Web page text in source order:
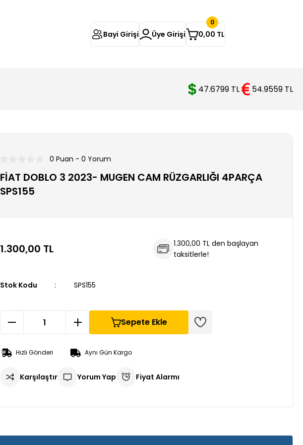
Bayi Girişi Üye Girişi 0,00 TL
0
47.6799 TL 54.9559 TL
0 Puan - 0 Yorum
FİAT DOBLO 3 2023- MUGEN CAM RÜZGARLIĞI 4PARÇA
SPS155
1.300,00 TL
1.300,00 TL den başlayan
taksitlerle!
Stok Kodu SPS155
Sepete Ekle
Hızlı Gönderi Aynı Gün Kargo
Karşılaştır Yorum Yap Fiyat Alarmı